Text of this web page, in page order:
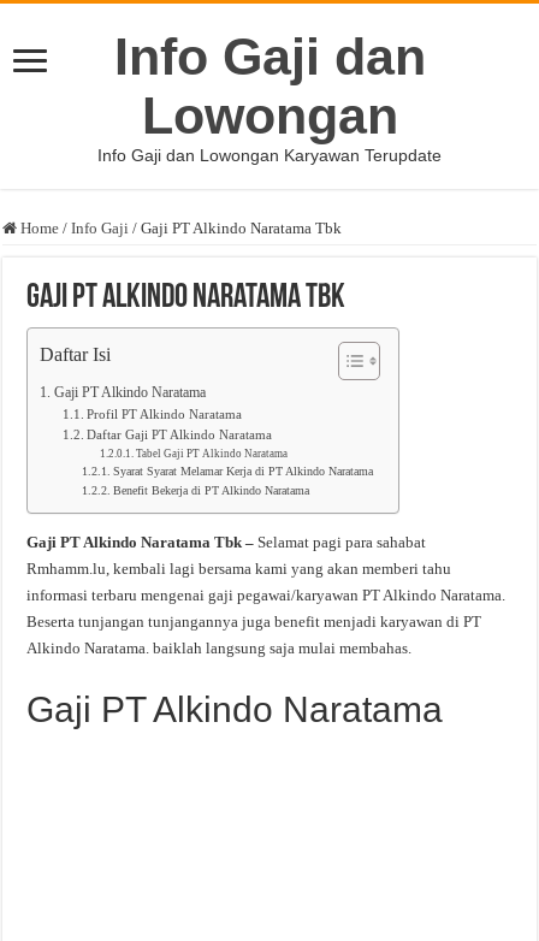
Info Gaji dan
Lowongan
Info Gaji dan Lowongan Karyawan Terupdate
Home / Info Gaji / Gaji PT Alkindo Naratama Tbk
Gaji PT Alkindo Naratama Tbk
Daftar Isi
Gaji PT Alkindo Naratama
Profil PT Alkindo Naratama
Daftar Gaji PT Alkindo Naratama
Tabel Gaji PT Alkindo Naratama
Syarat Syarat Melamar Kerja di PT Alkindo Naratama
Benefit Bekerja di PT Alkindo Naratama
Gaji PT Alkindo Naratama Tbk –Selamat pagi para sahabat
Rmhamm.lu, kembali lagi bersama kami yang akan memberi tahu
informasi terbaru mengenai gaji pegawai/karyawan PT Alkindo Naratama.
Beserta tunjangan tunjangannya juga benefit menjadi karyawan di PT
Alkindo Naratama. baiklah langsung saja mulai membahas.
Gaji PT Alkindo Naratama